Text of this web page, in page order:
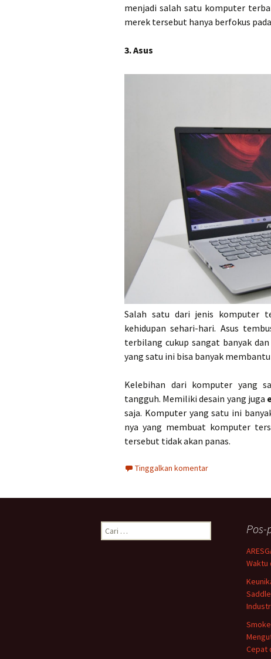
menjadi salah satu komputer
merek tersebut hanya berfokus
3. Asus
Salah satu dari jenis komputer
kehidupan sehari-hari. Asus
terbilang cukup sangat banyak dan
yang satu ini bisa banyak
Kelebihan dari komputer yang
tangguh. Memiliki desain yang juga
saja. Komputer yang satu ini
nya yang membuat komputer
tersebut tidak akan panas.
Tinggalkan komentar
Cari
untuk:
Pos-
Waktu
Cepat